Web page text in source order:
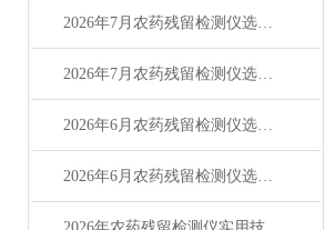
2026年7月农药残留检测仪选购指南：品牌性价比对比
2026年7月农药残留检测仪选购指南：品牌对比测评
2026年6月农药残留检测仪选购攻略（适配多场景检测）
2026年6月农药残留检测仪选购攻略（适配食品检测场景）